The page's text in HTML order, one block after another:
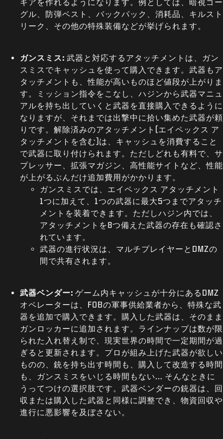
ギアを作れるようになります。例としては、暗視ゴー
グル、防弾ベスト、バックパック、消耗品、キルスト
リーク、その他の特殊装備などが挙げられます。
ガンスミス: 武器と対応するアタッチメントは、ガン
スミスでキャッシュを使って購入できます。武器もア
タッチメントも、性能が高いものほど値段が上がりま
す。ミッション指令をこなし、ハジンから武器マニュ
アルを持ち出していくと武器を直接購入できるように
なりますが、それまでは出撃中に拾い集めた武器が頼
りです。解除済みのアタッチメント(エイペックス ア
タッチメントを含む)は、キャッシュを消費すること
で武器に取り付けられます。ただしどれも有料で、サ
プレッサー、拡張マガジン、高性能サイトなど、性能
が上がるぶんだけ追加費用がかかります。
ガンスミスでは、エイペックス アタッチメント
1つに加えて、1つの武器に最大5つまでアタッチ
メントを装着できます。ただしハジン内では、
アタッチメントを8つ備えた武器の存在も確認さ
れています。
武器の進行状況は、マルチプレイヤーとDMZの
間で共有されます。
武器ベンダー: ゲーム内キャッシュが十分にあるDMZ
オペレーターは、FOBの軍事供給業者から、特殊な武
器を追加で購入できます。購入した武器は、そのまま
ガンロッカーに追加されます。ラインナップは数が限
られた入れ替え制で、現実世界の時間で一定期間が過
ぎると更新されます。プロが組み上げた武器が欲しい
ものの、銃を持ち出す時間も、購入して改造する時間
も、ガンスミスをいじる時間もない... そんなときに
うってつけの選択肢です。武器ベンダーの銃器は、回
収または購入した武器と同様に調整でき、物資回収や
進行に悪影響を及ぼさない。